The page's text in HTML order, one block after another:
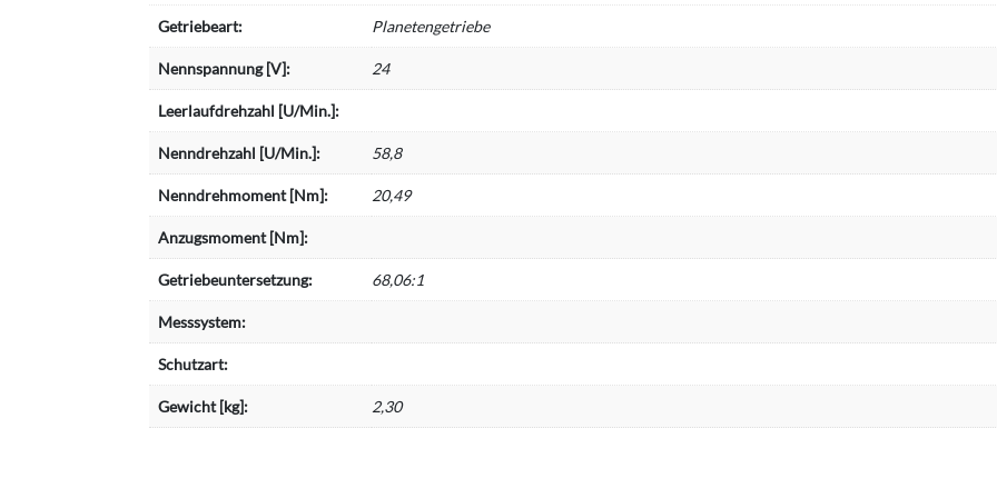
Getriebeart: Planetengetriebe
Nennspannung [V]: 24
Leerlaufdrehzahl [U/Min.]:
Nenndrehzahl [U/Min.]: 58,8
Nenndrehmoment [Nm]: 20,49
Anzugsmoment [Nm]:
Getriebeuntersetzung: 68,06:1
Messsystem:
Schutzart:
Gewicht [kg]: 2,30